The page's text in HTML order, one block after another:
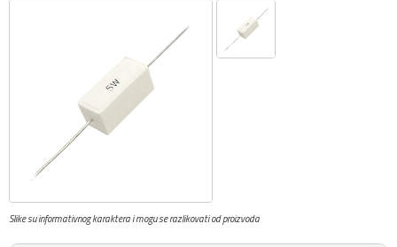
Slike su informativnog karaktera i mogu se razlikovati od proizvoda